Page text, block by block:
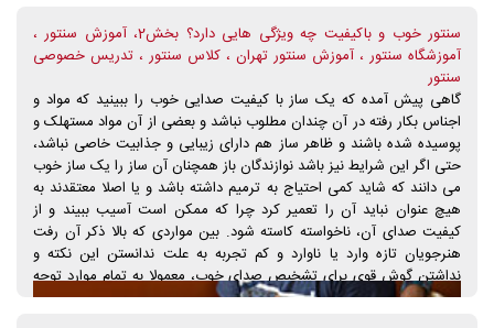
انتظار اینکه اگر سازی از مواد بسیار خوب ساخته شده باشد حتما دارای
صدای خیلی خوبی خواهد بود انتظار بجایی نیست. بلکه برای ارزیابی صدا
فقط باید به صدا توجه داشت و سپس بقیه ی موارد.
سنتور خوب و باکیفیت چه ویژگی هایی دارد؟ بخش2، آموزش سنتور ،
آموزشگاه سنتور ، آموزش سنتور تهران ، کلاس سنتور ، تدریس خصوصی
سنتور
گاهی پیش آمده که یک ساز با کیفیت صدایی خوب را ببینید که مواد و
اجناس بکار رفته در آن چندان مطلوب نباشد و بعضی از آن مواد مستهلک و
پوسیده شده باشند و ظاهر ساز هم دارای زیبایی و جذابیت خاصی نباشد،
حتی اگر این شرایط نیز باشد نوازندگان باز همچنان آن ساز را یک ساز خوب
می دانند که شاید کمی احتیاج به ترمیم داشته باشد و یا اصلا معتقدند به
هیچ عنوان نباید آن را تعمیر کرد چرا که ممکن است آسیب ببیند و از
کیفیت صدای آن، ناخواسته کاسته شود. بین مواردی که بالا ذکر آن رفت
هنرجویان تازه وارد یا ناوارد و کم تجربه به علت ندانستن این نکته و
نداشتن گوش قوی برای تشخیص صدای خوب، معمولا به تمام موارد توجه
کافی می کنند ولی به موضوع اصلی که صدای ساز باشد به اندازه کافی